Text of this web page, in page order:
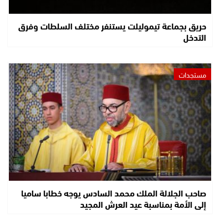
حريق بجماعة تيموليلت يستنفر مختلف السلطات وفرق
التدخل
مستجدات
صاحب الجلالة الملك محمد السادس يوجه خطابا ساميا
إلى الأمة بمناسبة عيد العرش المجيد